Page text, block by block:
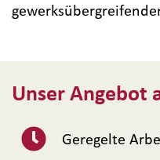
Unser Angebot
Geregelte